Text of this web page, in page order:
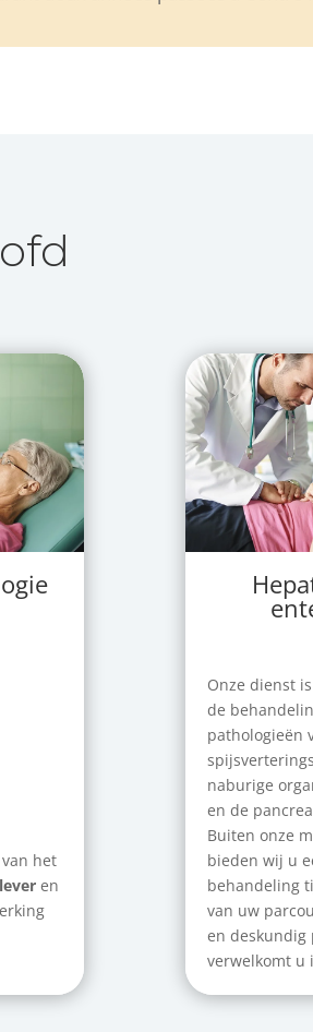
het
lever en
Onze dienst
de
pathologieën
naburige
en de
Buiten onze
bieden wij u
behandeling
van uw
en deskundig
verwelkomt u